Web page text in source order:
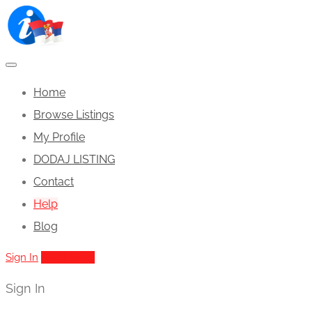
Home
Browse Listings
My Profile
DODAJ LISTING
Contact
Help
Blog
Sign In
Sign In